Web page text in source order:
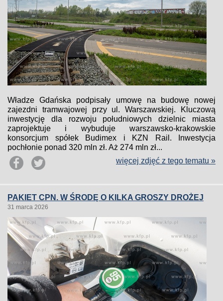
Władze Gdańska podpisały umowę na budowę nowej
zajezdni tramwajowej przy ul. Warszawskiej. Kluczową
inwestycję dla rozwoju południowych dzielnic miasta
zaprojektuje i wybuduje warszawsko-krakowskie
konsorcjum spółek Budimex i KZN Rail. Inwestycja
pochłonie ponad 320 mln zł. Aż 274 mln zł...
więcej zdjęć z tego tematu »
PAKIET CPN. W ŚRODĘ O KILKA GROSZY DROŻEJ
31 marca 2026